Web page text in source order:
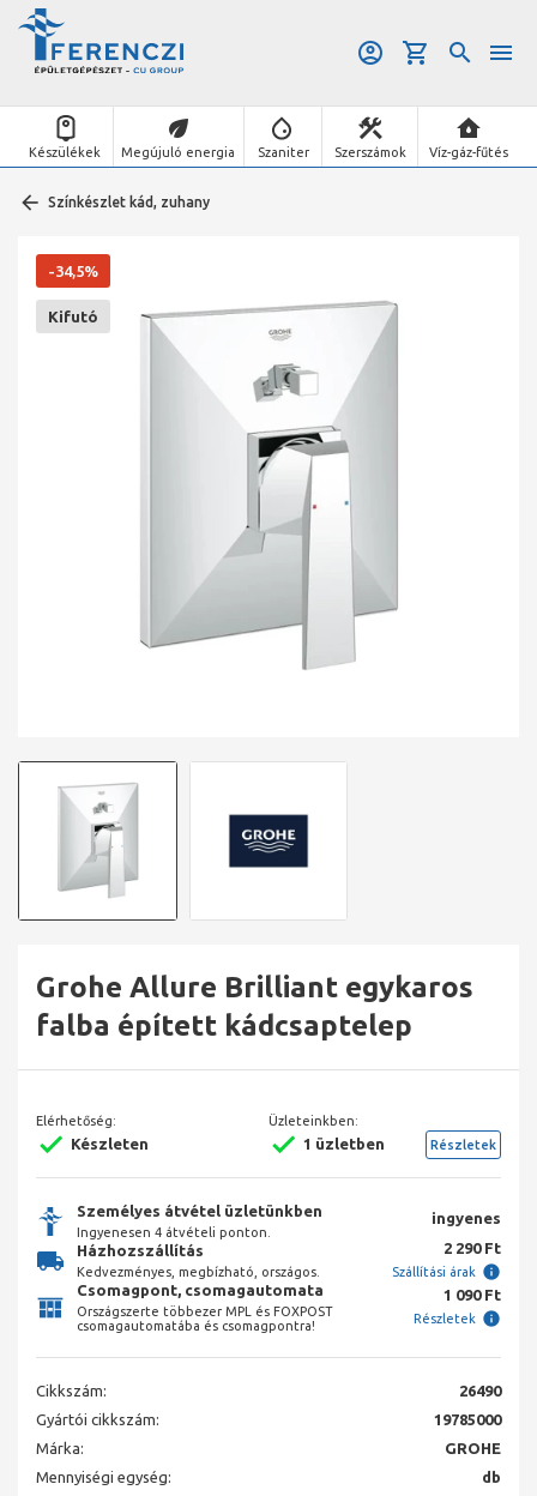
Készülékek Megújuló energia Szaniter Szerszámok Víz-gáz-fűtés
Színkészlet kád, zuhany
Grohe Allure Brilliant egykaros
falba épített kádcsaptelep
-34,5%
Kifutó
Elérhetőség:
Készleten
Üzleteinkben:
1 üzletben Részletek
Személyes átvétel üzletünkben
Ingyenesen 4 átvételi ponton.
ingyenes
Házhozszállítás
Kedvezményes, megbízható, országos.
2 290 Ft
Szállítási árak
Csomagpont, csomagautomata
Országszerte többezer MPL és FOXPOST
csomagautomatába és csomagpontra!
1 090 Ft
Részletek
Cikkszám:
26490
Gyártói cikkszám:
19785000
Márka:
GROHE
Mennyiségi egység:
db